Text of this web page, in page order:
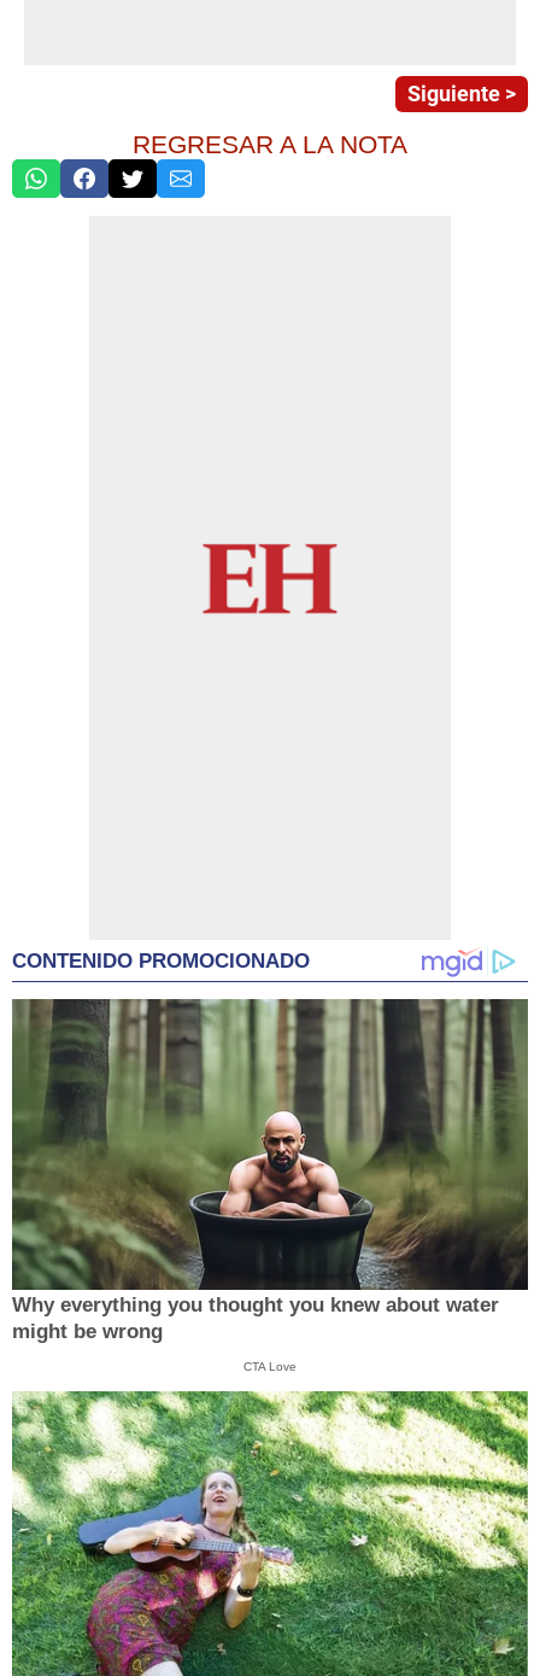
Siguiente >
REGRESAR A LA NOTA
CONTENIDO PROMOCIONADO
Why everything you thought you knew about water
might be wrong
CTA Love